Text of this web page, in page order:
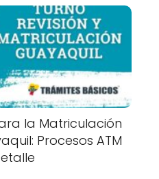
la Matriculación
Procesos ATM